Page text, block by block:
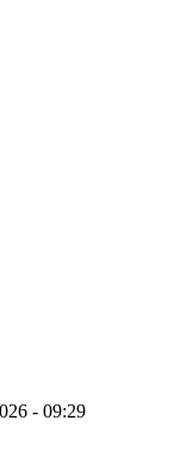
- 09:29